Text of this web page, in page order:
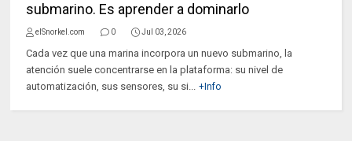
submarino. Es aprender a dominarlo
elSnorkel.com 0 Jul 03, 2026
Cada vez que una marina incorpora un nuevo submarino, la
atención suele concentrarse en la plataforma: su nivel de
automatización, sus sensores, su si... +Info